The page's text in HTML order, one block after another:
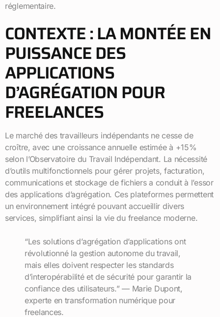
réglementaire.
CONTEXTE : LA MONTÉE EN
PUISSANCE DES
APPLICATIONS
D’AGRÉGATION POUR
FREELANCES
Le marché des travailleurs indépendants ne cesse de
croître, avec une croissance annuelle estimée à +15%
selon l’Observatoire du Travail Indépendant. La nécessité
d’outils multifonctionnels pour gérer projets, facturation,
communications et stockage de fichiers a conduit à l’essor
des applications d’agrégation. Ces plateformes permettent
un environnement intégré pouvant accueillir divers
services, simplifiant ainsi la vie du freelance moderne.
“Les solutions d’agrégation d’applications ont
révolutionné la gestion autonome du travail,
mais elles doivent respecter les standards
d’interopérabilité et de sécurité pour garantir la
confiance des utilisateurs.” — Marie Dupont,
experte en transformation numérique pour
freelances.